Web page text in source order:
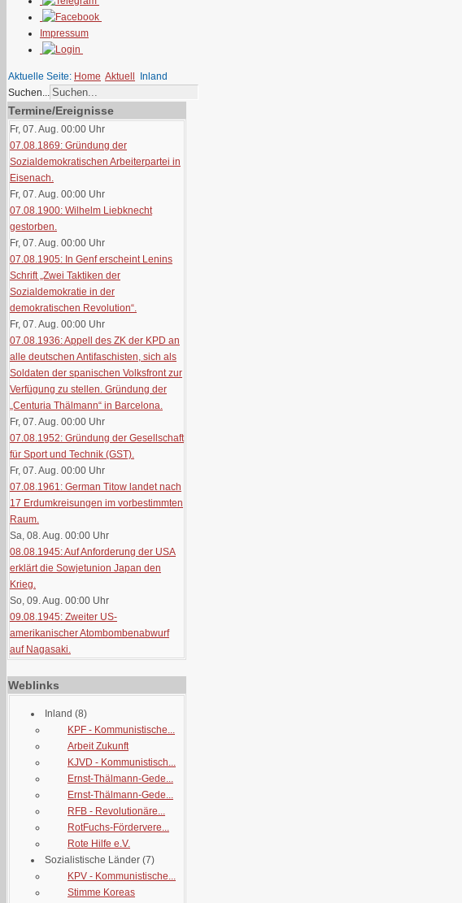
Impressum
Aktuelle Seite: Home Aktuell
Inland
Suchen...
Termine/Ereignisse
Fr, 07. Aug. 00:00 Uhr
07.08.1869: Gründung der
Sozialdemokratischen Arbeiterpartei in
Eisenach.
Fr, 07. Aug. 00:00 Uhr
07.08.1900: Wilhelm Liebknecht
gestorben.
Fr, 07. Aug. 00:00 Uhr
07.08.1905: In Genf erscheint Lenins
Schrift „Zwei Taktiken der
Sozialdemokratie in der
demokratischen Revolution“.
Fr, 07. Aug. 00:00 Uhr
07.08.1936: Appell des ZK der KPD an
alle deutschen Antifaschisten, sich als
Soldaten der spanischen Volksfront zur
Verfügung zu stellen. Gründung der
„Centuria Thälmann“ in Barcelona.
Fr, 07. Aug. 00:00 Uhr
07.08.1952: Gründung der Gesellschaft
für Sport und Technik (GST).
Fr, 07. Aug. 00:00 Uhr
07.08.1961: German Titow landet nach
17 Erdumkreisungen im vorbestimmten
Raum.
Sa, 08. Aug. 00:00 Uhr
08.08.1945: Auf Anforderung der USA
erklärt die Sowjetunion Japan den
Krieg.
So, 09. Aug. 00:00 Uhr
09.08.1945: Zweiter US-
amerikanischer Atombombenabwurf
auf Nagasaki.
Weblinks
Inland (8)
KPF - Kommunistische...
Arbeit Zukunft
KJVD - Kommunistisch...
Ernst-Thälmann-Gede...
Ernst-Thälmann-Gede...
RFB - Revolutionäre...
RotFuchs-Fördervere...
Rote Hilfe e.V.
Sozialistische Länder (7)
KPV - Kommunistische...
Stimme Koreas